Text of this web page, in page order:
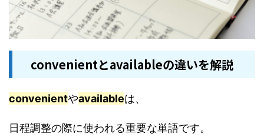
convenientとavailableの違いを解説
convenientやavailableは、
日程調整の際に使われる重要な単語です。